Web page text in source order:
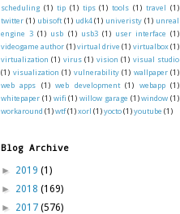
scheduling (1) tip (1) tips (1) tools (1) travel (1)
twitter (1) ubisoft (1) udk4 (1) univeristy (1) unreal
engine 3 (1) usb (1) usb3 (1) user interface (1)
videogame author (1) virtual drive (1) virtualbox (1)
virtualization (1) virus (1) vision (1) visual studio
(1) visualization (1) vulnerability (1) wallpaper (1)
web apps
(1) web development (1) webapp (1)
whitepaper (1) wifi (1) willow garage (1) window (1)
workaround (1)wtf(1)xorl (1)yocto(1)youtube (1)
Blog Archive
► 2019 (1)
► 2018 (169)
► 2017 (576)